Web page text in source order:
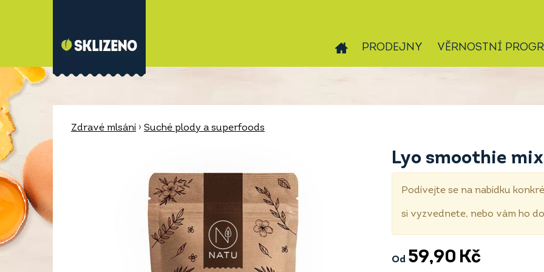
PRODEJNY VĚRNOSTNÍ
Zdravé mlsání › Suché plody a superfoods
Lyo smoothie
Podívejte se na nabídku
si vyzvednete, nebo vám ho
Od 59,90 Kč